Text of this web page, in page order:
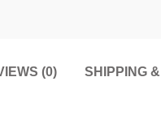
(0) SHIPPING